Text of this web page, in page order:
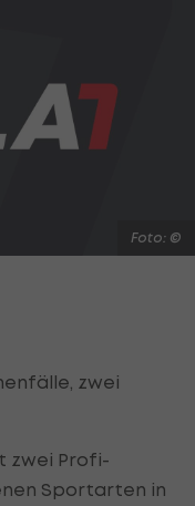
Foto: ©
zwei
zwei Profi-
Sportarten in